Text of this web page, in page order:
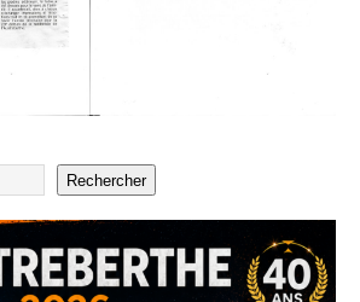
Rechercher